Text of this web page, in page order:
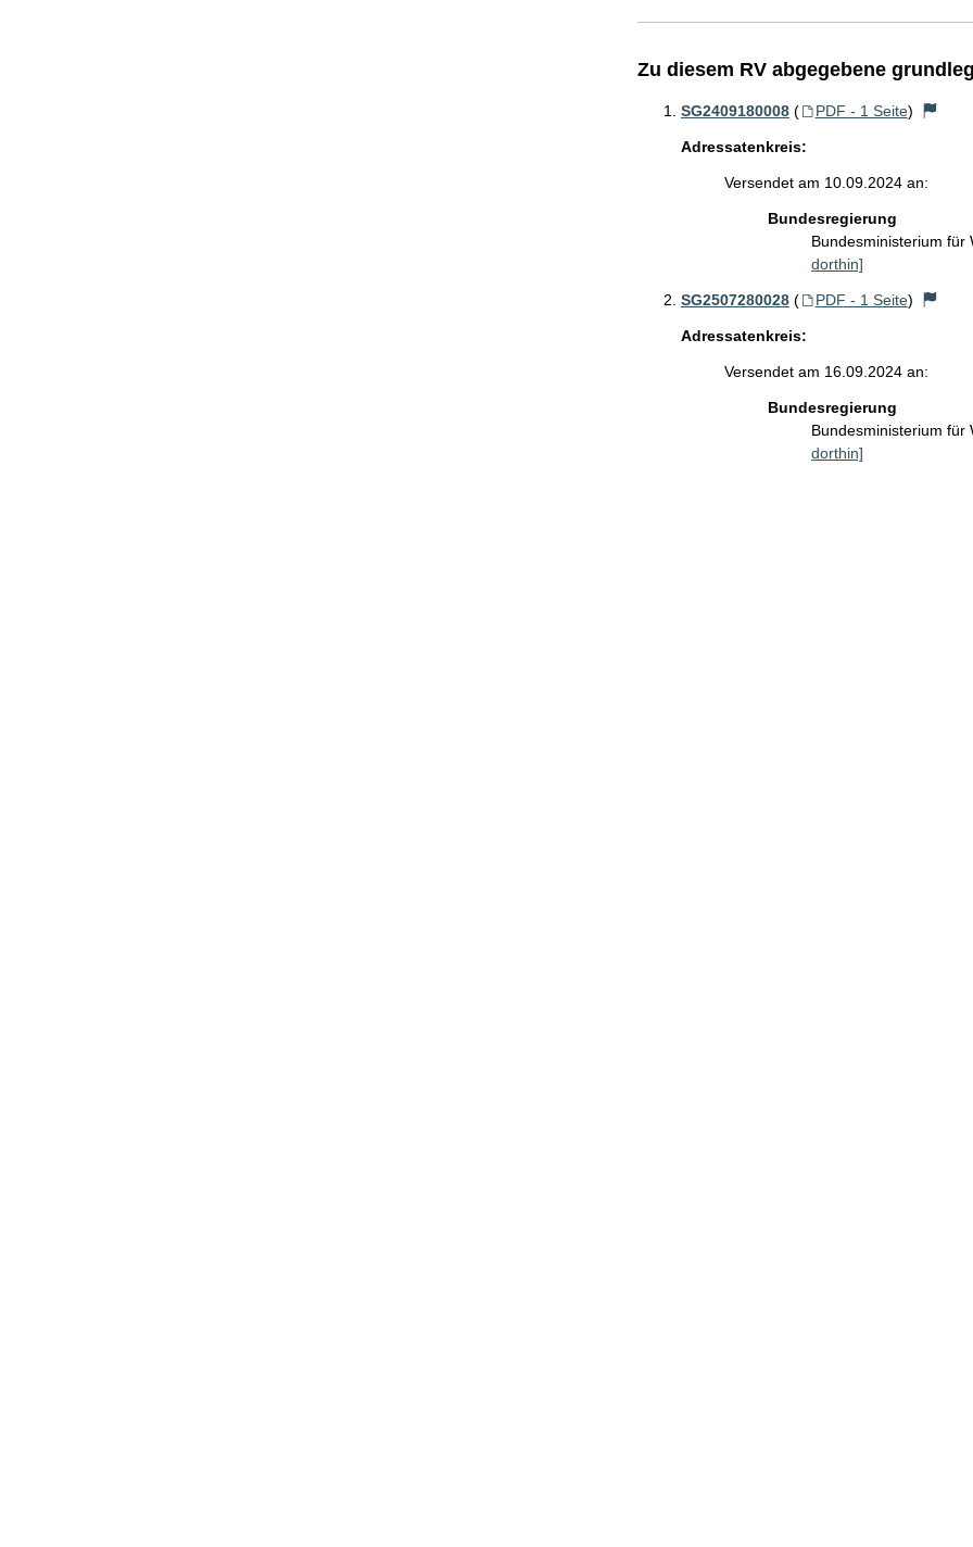
Zu diesem RV abgegebene
SG2409180008 ( PDF - 1 Seite)
Adressatenkreis:
Versendet am 10.09.2024 an:
Bundesregierung
Bundesministerium für
dorthin]
SG2507280028 ( PDF - 1 Seite)
Adressatenkreis:
Versendet am 16.09.2024 an:
Bundesregierung
Bundesministerium für
dorthin]